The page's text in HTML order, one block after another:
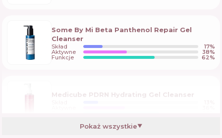
Some By Mi Beta Panthenol Repair Gel
Cleanser
Skład 17%
Aktywne 38%
Funkcje 62%
Medicube PDRN Hydrating Gel Cleanser
Pokaż wszystkie▼